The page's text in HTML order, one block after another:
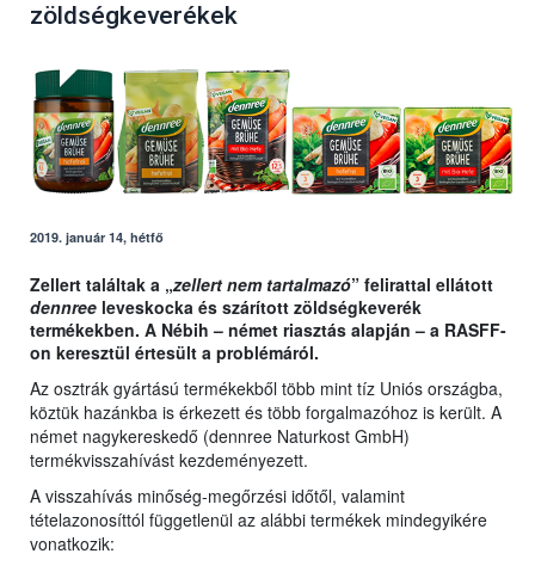
zöldségkeverékek
2019. január 14, hétfő
Zellert találtak a „zellert nem tartalmazó” felirattal ellátott
dennree leveskocka és szárított zöldségkeverék
termékekben. A Nébih – német riasztás alapján – a RASFF-
on keresztül értesült a problémáról.
Az osztrák gyártású termékekből több mint tíz Uniós országba,
köztük hazánkba is érkezett és több forgalmazóhoz is került. A
német nagykereskedő (dennree Naturkost GmbH)
termékvisszahívást kezdeményezett.
A visszahívás minőség-megőrzési időtől, valamint
tételazonosíttól függetlenül az alábbi termékek mindegyikére
vonatkozik: